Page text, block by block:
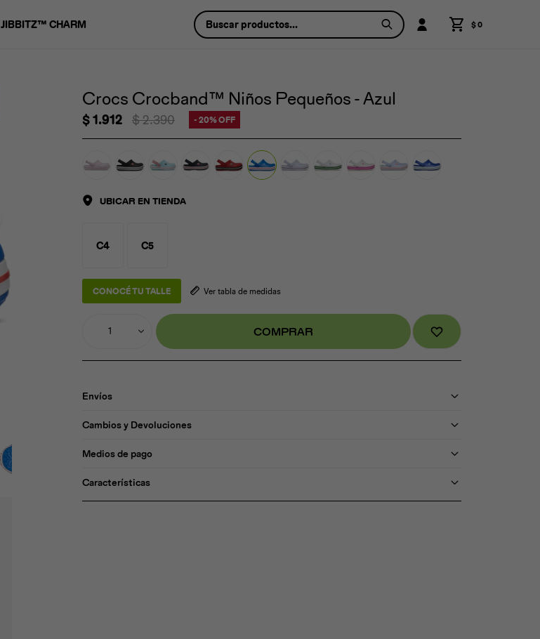
JIBBITZ™ CHARM $0
Crocs Crocband™ Niños Pequeños - Azul
$1.912 $2.390 20
UBICAR EN TIENDA
C4 C5
CONOCÉ TU TALLE Ver tabla de medidas
1 COMPRAR
Envíos
Cambios y Devoluciones
Medios de pago
Características